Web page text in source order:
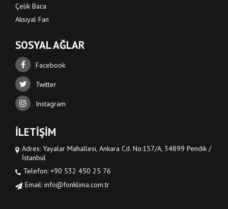
Çelik Baca
Aksiyal Fan
SOSYAL AĞLAR
Facebook
Twitter
Instagram
İLETİŞİM
Adres: Yayalar Mahallesi, Ankara Cd. No:157/A, 34899 Pendik /
İstanbul
Telefon: +90 532 450 25 76
Email: info@fonklima.com.tr